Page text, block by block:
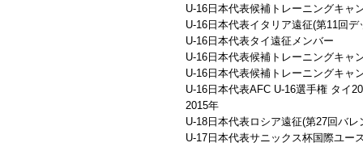
U-16日本代表候補トレーニングキャ
U-16日本代表イタリア遠征(第11回
U-16日本代表タイ遠征メンバー
U-16日本代表候補トレーニングキャ
U-16日本代表候補トレーニングキャ
U-16日本代表AFC U-16選手権 タイ
2015年
U-18日本代表ロシア遠征(第27回バ
U-17日本代表サニックス杯国際ユー